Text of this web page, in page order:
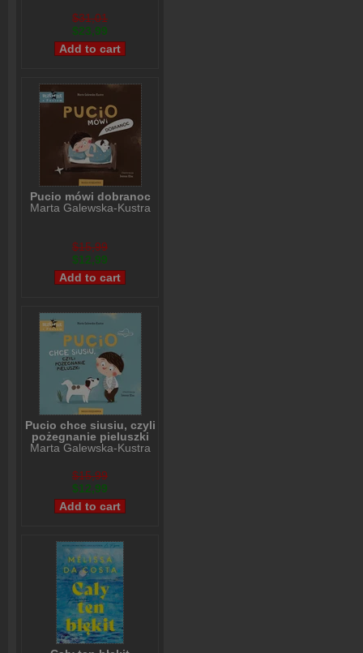
$31,01
$23,99
Pucio mówi dobranoc
Marta Galewska-Kustra
$15,99
$12,99
Pucio chce siusiu, czyli
pożegnanie pieluszki
Marta Galewska-Kustra
$15,99
$12,99